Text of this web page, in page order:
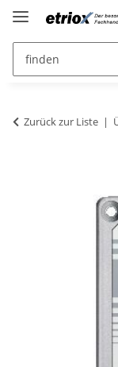
Zurück zur Liste